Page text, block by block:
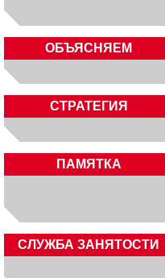
ОБЪЯСНЯЕМ
СТРАТЕГИЯ
ПАМЯТКА
CЛУЖБА ЗАНЯТОСТИ